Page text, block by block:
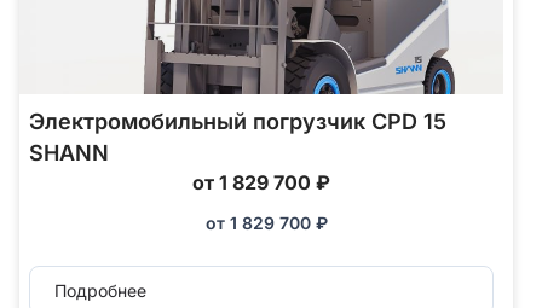
Электромобильный погрузчик CPD 15
SHANN
от 1 829 700 ₽
от 1 829 700 ₽
Подробнее